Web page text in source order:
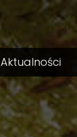
Aktualności